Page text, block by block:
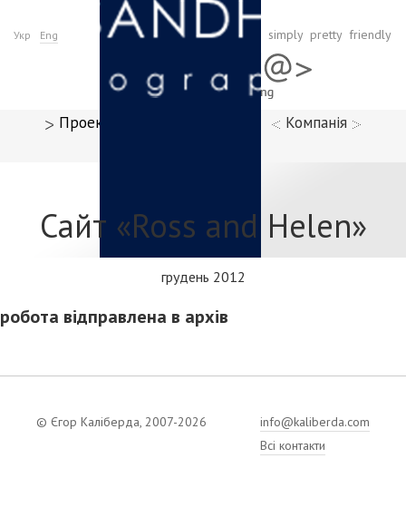
Укр Eng simply pretty friendly
Проекти
Компанія
Сайт «Ross and Helen»
грудень 2012
робота відправлена в архів
© Єгор Каліберда, 2007-2026
info@kaliberda.com
Всі контакти